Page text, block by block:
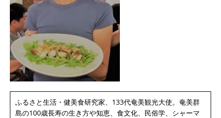
ふるさと生活・健美食研究家、133代奄美観光大使。奄美群
島の100歳長寿の生き方や知恵、食文化、民俗学、シャーマ